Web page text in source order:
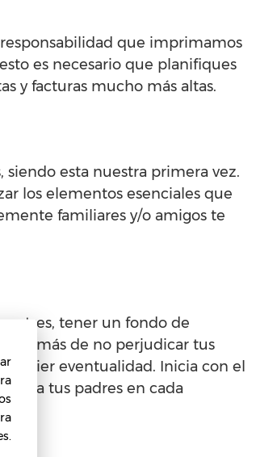
que imprimamos
es necesario que planifiques
y facturas mucho más altas.
siendo esta nuestra primera vez.
los elementos esenciales que
familiares y/o amigos te
tener un fondo de
además de no perjudicar tus
eventualidad. Inicia con el
a tus padres en cada